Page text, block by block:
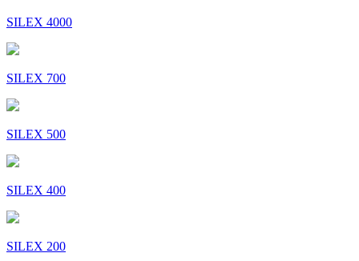
SILEX 4000
SILEX 700
SILEX 500
SILEX 400
SILEX 200